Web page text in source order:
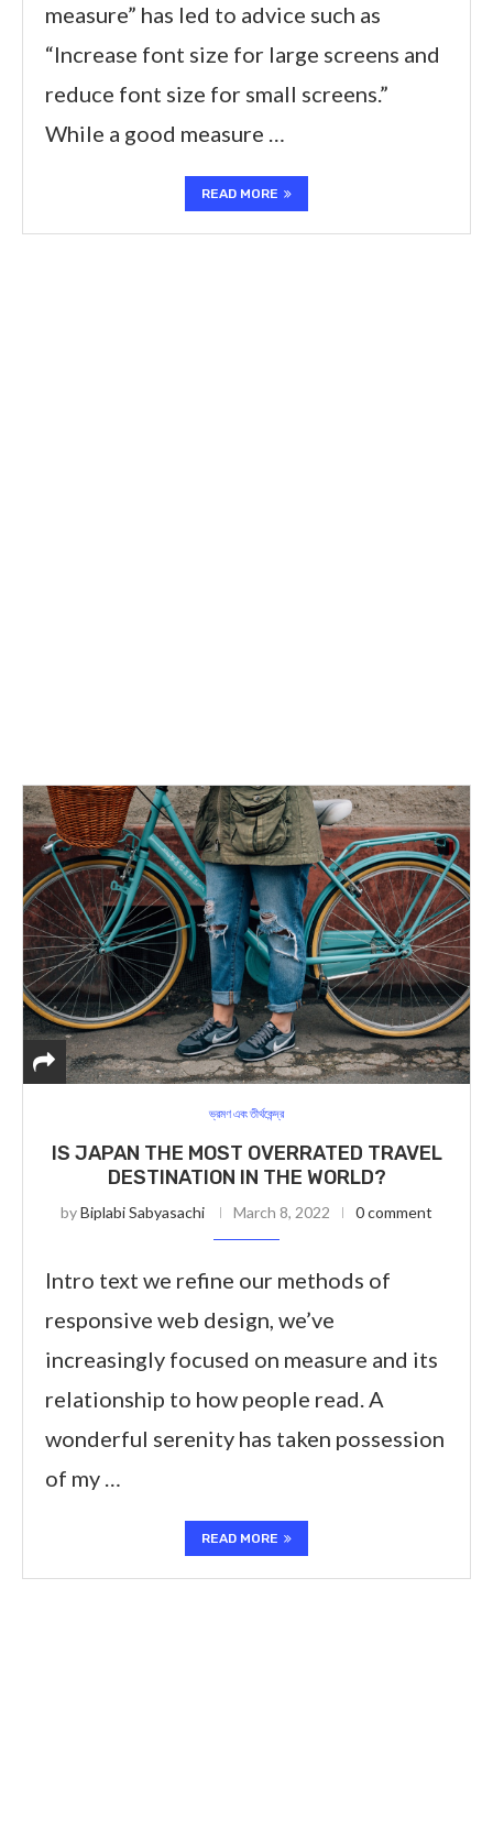
measure” has led to advice such as
“Increase font size for large screens and
reduce font size for small screens.”
While a good measure …
READ MORE
ভ্রমণ এবং তীর্থকেন্দ্র
IS JAPAN THE MOST OVERRATED TRAVEL
DESTINATION IN THE WORLD?
byBiplabi Sabyasachi March 8, 2022 0 comment
Intro text we refine our methods of
responsive web design, we’ve
increasingly focused on measure and its
relationship to how people read. A
wonderful serenity has taken possession
of my …
READ MORE